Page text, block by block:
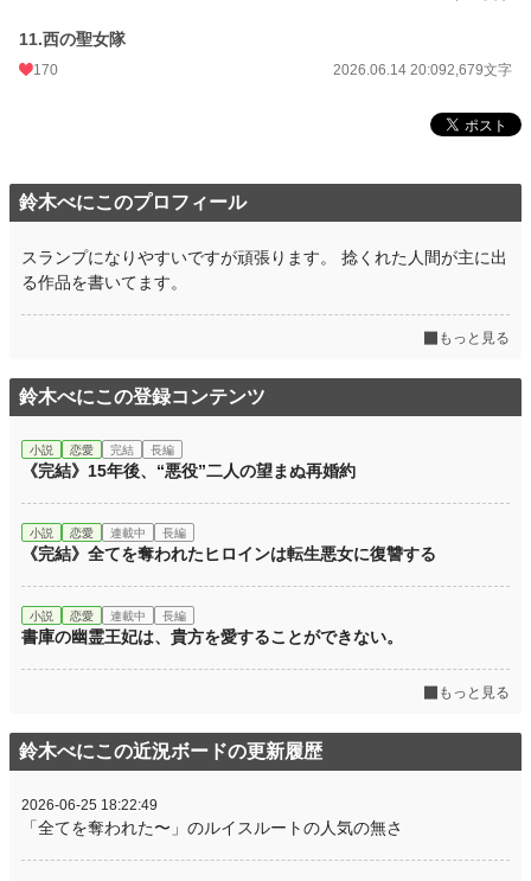
11.西の聖女隊
170 2026.06.14 20:092,679文字
鈴木べにこのプロフィール
スランプになりやすいですが頑張ります。 捻くれた人間が主に出
る作品を書いてます。
もっと見る
鈴木べにこの登録コンテンツ
小説 恋愛 完結 長編
《完結》15年後、“悪役”二人の望まぬ再婚約
小説 恋愛 連載中 長編
《完結》全てを奪われたヒロインは転生悪女に復讐する
小説 恋愛 連載中 長編
書庫の幽霊王妃は、貴方を愛することができない。
もっと見る
鈴木べにこの近況ボードの更新履歴
2026-06-25 18:22:49
「全てを奪われた〜」のルイスルートの人気の無さ